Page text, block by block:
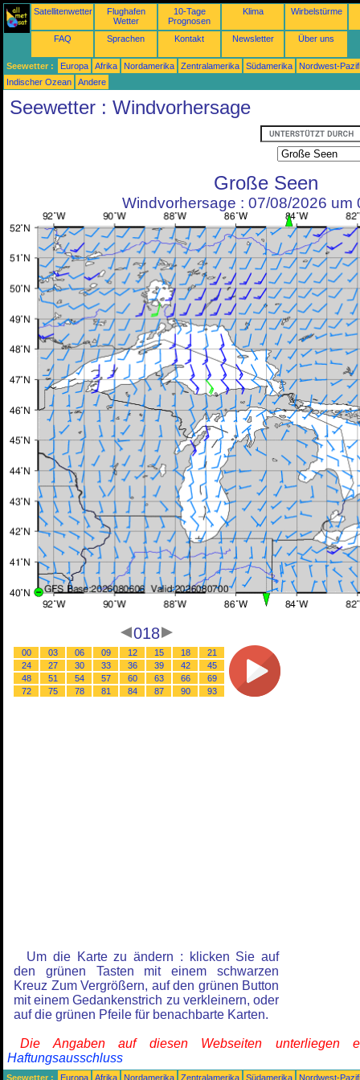
Satellitenwetter
Flughafen
Wetter
10-Tage
Prognosen
Klima Wirbelstürme
FAQ Sprachen Kontakt Newsletter Über uns
Seewetter : Europa Afrika Nordamerika Zentralamerika Südamerika
Nordwest-
Indischer Ozean
Andere
Seewetter : Windvorhersage
Große Seen
Windvorhersage : 07/08/2026 um
018
00 03 06 09 12 15 18
21
24
27 30 33 36 39 42
45
48
51 54 57 60 63 66
69
72
75 78 81 84 87 90 93
Um die Karte zu ändern : klicken Sie auf
den grünen Tasten mit einem schwarzen
Kreuz Zum Vergrößern, auf den grünen Button
mit einem Gedankenstrich zu verkleinern, oder
auf die grünen Pfeile für benachbarte Karten.
Die Angaben auf diesen Webseiten unterliegen
Haftungsausschluss
Seewetter : Europa Afrika Nordamerika Zentralamerika Südamerika
Nordwest-